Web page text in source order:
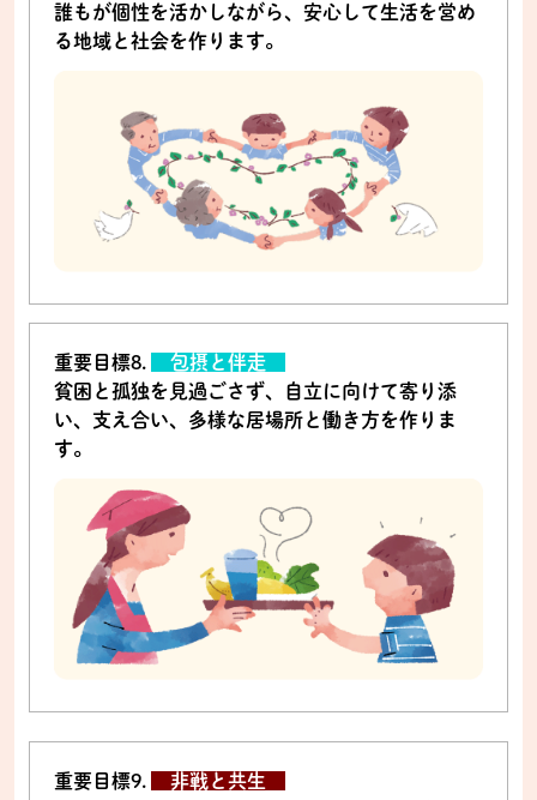
誰もが個性を活かしながら、安心して生活を営め
る地域と社会を作ります。
重要目標8.
包摂と伴走
貧困と孤独を見過ごさず、自立に向けて寄り添
い、支え合い、多様な居場所と働き方を作りま
す。
重要目標9. 非戦と共生